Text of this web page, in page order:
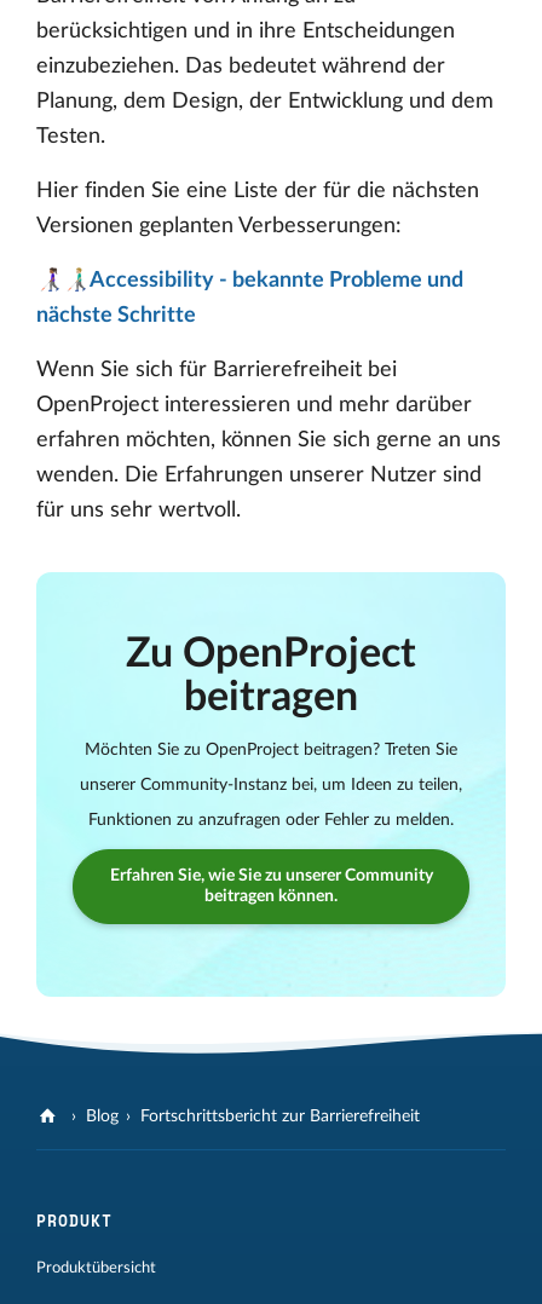
berücksichtigen und in ihre Entscheidungen
einzubeziehen. Das bedeutet während der
Planung, dem Design, der Entwicklung und dem
Testen.
Hier finden Sie eine Liste der für die nächsten
Versionen geplanten Verbesserungen:
👩🏾‍🦯👨🏼‍🦯Accessibility - bekannte Probleme und
nächste Schritte
Wenn Sie sich für Barrierefreiheit bei
OpenProject interessieren und mehr darüber
erfahren möchten, können Sie sich gerne an uns
wenden. Die Erfahrungen unserer Nutzer sind
für uns sehr wertvoll.
Zu OpenProject
beitragen
Möchten Sie zu OpenProject beitragen? Treten Sie
unserer Community-Instanz bei, um Ideen zu teilen,
Funktionen zu anzufragen oder Fehler zu melden.
Erfahren Sie, wie Sie zu unserer Community
beitragen können.
Blog Fortschrittsbericht zur Barrierefreiheit
PRODUKT
Produktübersicht